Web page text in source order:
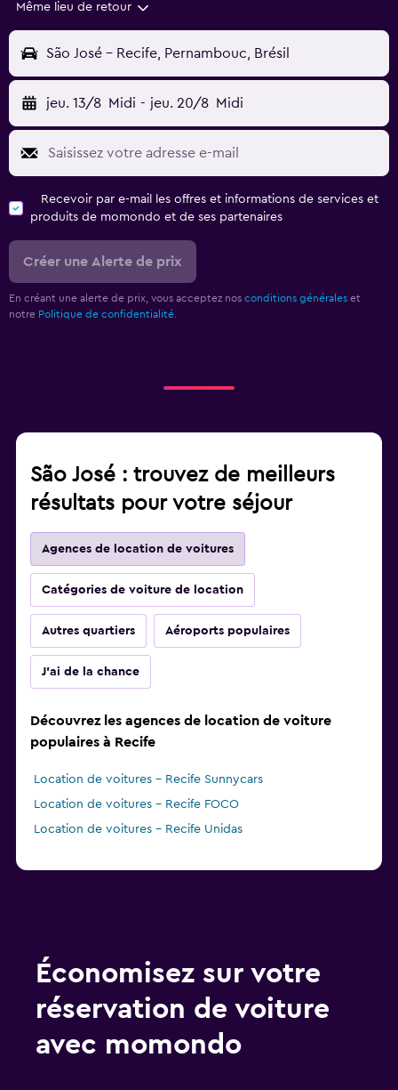
Même lieu de retour
São José - Recife, Pernambouc, Brésil
jeu. 13/8 Midi - jeu. 20/8 Midi
Recevoir par e-mail les offres et informations de services et
produits de momondo et de ses partenaires
Créer une Alerte de prix
En créant une alerte de prix, vous acceptez nos conditions générales et
notre Politique de confidentialité.
São José : trouvez de meilleurs
résultats pour votre séjour
Agences de location de voitures
Catégories de voiture de location
Autres quartiers Aéroports populaires
J'ai de la chance
Découvrez les agences de location de voiture
populaires à Recife
Location de voitures - Recife Sunnycars
Location de voitures - Recife FOCO
Location de voitures - Recife Unidas
Économisez sur votre
réservation de voiture
avec momondo